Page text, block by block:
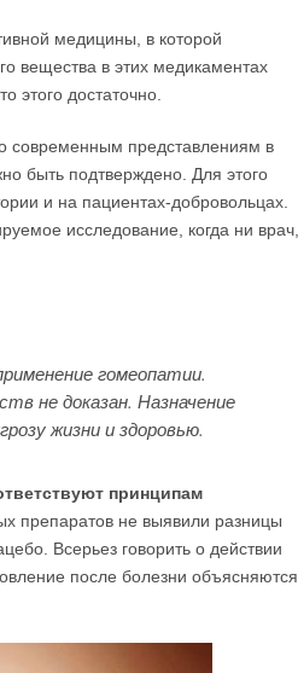
медицины, в которой
вещества в этих медикаментах
этого достаточно.
современным представлениям в
быть подтверждено. Для этого
и на пациентах-добровольцах.
исследование, когда ни врач,
гомеопатии.
не доказан. Назначение
жизни и здоровью.
принципам
препаратов не выявили разницы
Всерьез говорить о действии
после болезни объясняются